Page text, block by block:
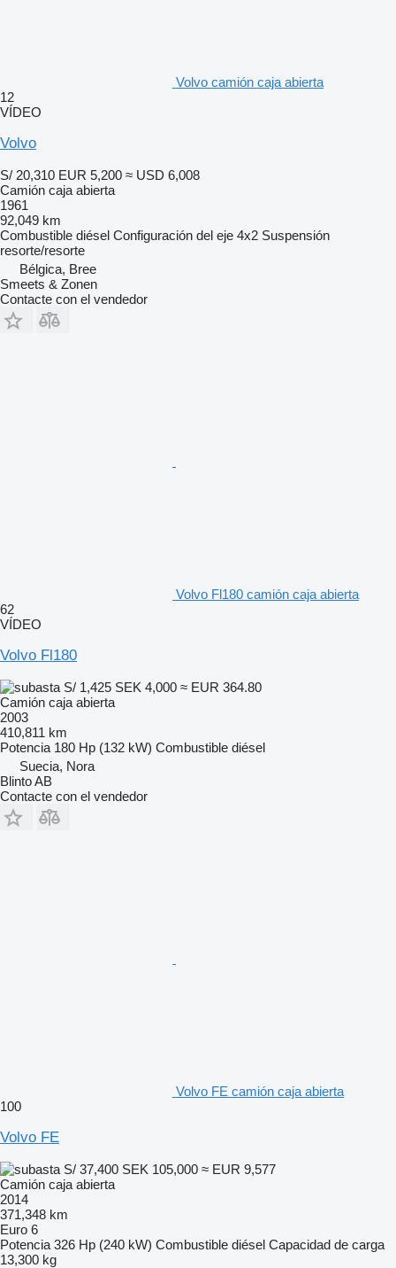
Volvo camión caja abierta
12
VÍDEO
Volvo
S/ 20,310 EUR 5,200 ≈ USD 6,008
Camión caja abierta
1961
92,049 km
Combustible diésel Configuración del eje 4x2 Suspensión
resorte/resorte
Bélgica, Bree
Smeets & Zonen
Contacte con el vendedor
Volvo Fl180 camión caja abierta
62
VÍDEO
Volvo Fl180
S/ 1,425 SEK 4,000 ≈ EUR 364.80
Camión caja abierta
2003
410,811 km
Potencia 180 Hp (132 kW) Combustible diésel
Suecia, Nora
Blinto AB
Contacte con el vendedor
Volvo FE camión caja abierta
100
Volvo FE
S/ 37,400 SEK 105,000 ≈ EUR 9,577
Camión caja abierta
2014
371,348 km
Euro 6
Potencia 326 Hp (240 kW) Combustible diésel Capacidad de carga
13,300 kg